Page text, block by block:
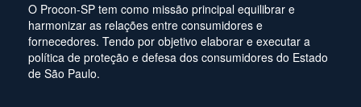
O Procon-SP tem como missão principal equilibrar e
harmonizar as relações entre consumidores e
fornecedores. Tendo por objetivo elaborar e executar a
política de proteção e defesa dos consumidores do Estado
de São Paulo.